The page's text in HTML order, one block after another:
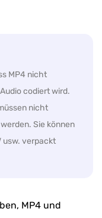
MP4 nicht
codiert wird.
nicht
Sie können
usw. verpackt
MP4 und